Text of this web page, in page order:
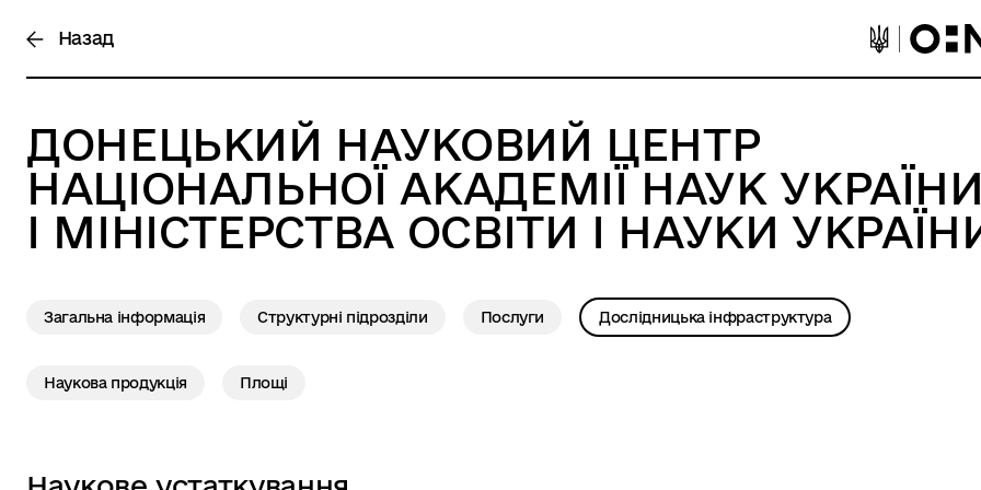
Назад
ДОНЕЦЬКИЙ НАУКОВИЙ ЦЕНТР
НАЦІОНАЛЬНОЇ АКАДЕМІЇ НАУК
І МІНІСТЕРСТВА ОСВІТИ І НАУКИ
Загальна інформація Структурні підрозділи Послуги Дослідницька інфраструктура
Наукова продукція Площі